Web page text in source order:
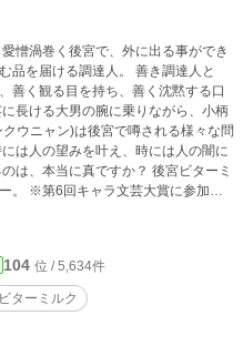
愛憎渦巻く後宮で、外に出る事ができ
品を届ける調達人。 善き調達人と
善く観る目を持ち、善く沈黙する口
長ける大男の腕に乗りながら、小柄
ウニャン)は後宮で噂される様々な問
は人の望みを叶え、時には人の闇に
参加し
104 位 / 5,634件
ビターミルク